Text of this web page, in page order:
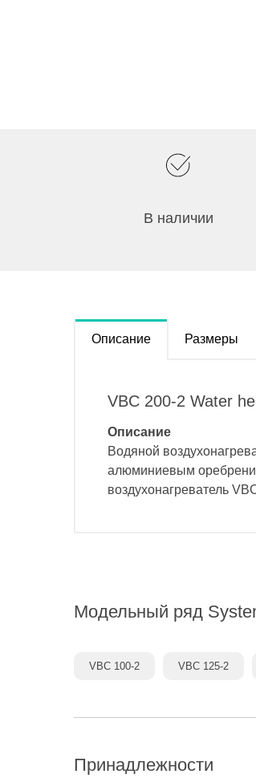
В наличии
Описание Размеры
VBC 200-2 Water
Описание
Водяной
алюминиевым
воздухонагреватель
Модельный ряд
VBC 100-2 VBC 125-2
Принадлежности